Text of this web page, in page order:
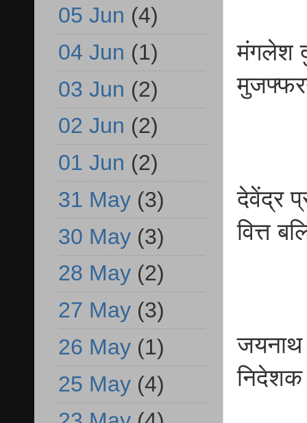
मंगलेश
देवेंद्र
वित्त
जयनाथ
निदेशक
05 Jun (4)
04 Jun (1)
03 Jun (2)
02 Jun (2)
01 Jun (2)
31 May (3)
30 May (3)
28 May (2)
27 May (3)
26 May (1)
25 May (4)